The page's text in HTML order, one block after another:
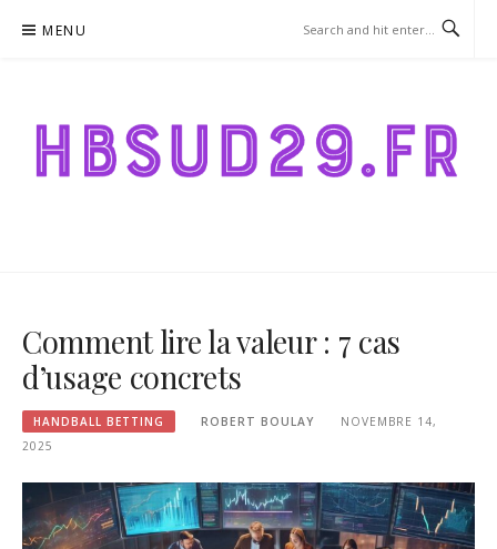
MENU
Comment lire la valeur : 7 cas
d’usage concrets
HANDBALL BETTING ROBERT BOULAY
NOVEMBRE 14,
2025